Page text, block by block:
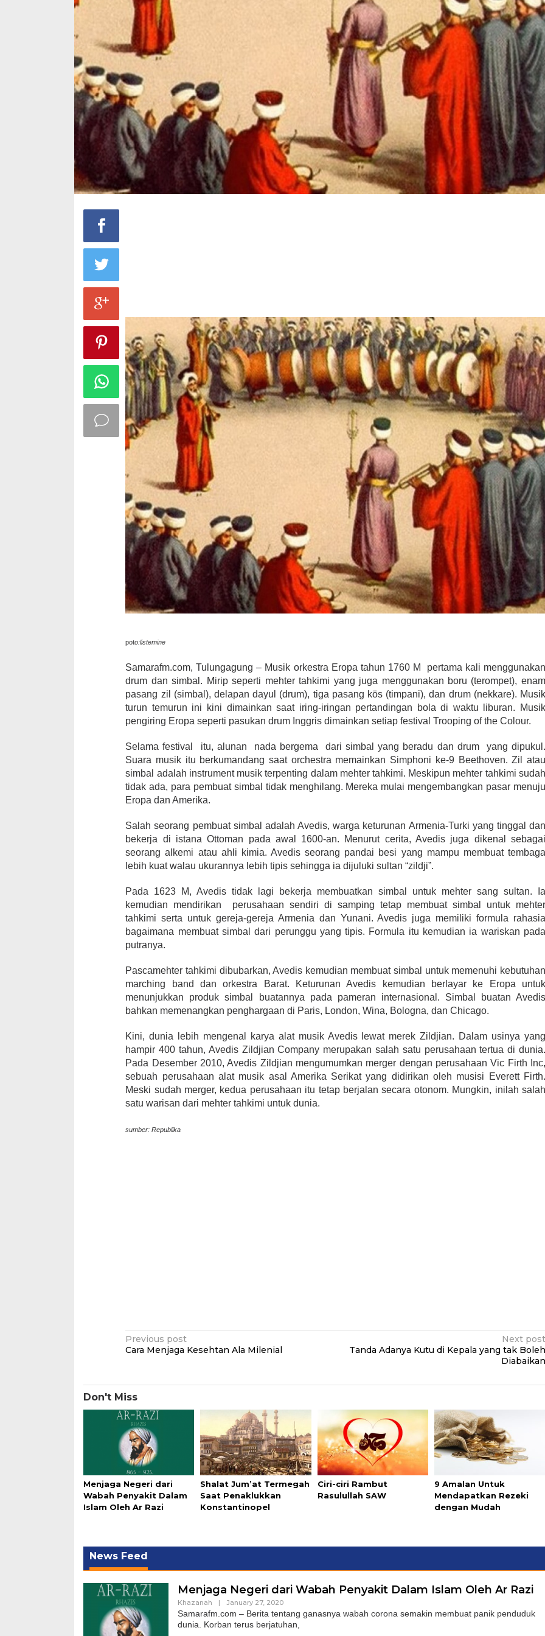
poto:listemine
Samarafm.com, Tulungagung – Musik orkestra Eropa tahun 1760 M pertama kali menggunakan
drum dan simbal. Mirip seperti mehter tahkimi yang juga menggunakan boru (terompet), enam
pasang zil (simbal), delapan dayul (drum), tiga pasang kös (timpani), dan drum (nekkare). Musik
turun temurun ini kini dimainkan saat iring-iringan pertandingan bola di waktu liburan. Musik
pengiring Eropa seperti pasukan drum Inggris dimainkan setiap festival Trooping of the Colour.
Selama festival itu, alunan nada bergema dari simbal yang beradu dan drum yang dipukul.
Suara musik itu berkumandang saat orchestra memainkan Simphoni ke-9 Beethoven. Zil atau
simbal adalah instrument musik terpenting dalam mehter tahkimi. Meskipun mehter tahkimi sudah
tidak ada, para pembuat simbal tidak menghilang. Mereka mulai mengembangkan pasar menuju
Eropa dan Amerika.
Salah seorang pembuat simbal adalah Avedis, warga keturunan Armenia-Turki yang tinggal dan
bekerja di istana Ottoman pada awal 1600-an. Menurut cerita, Avedis juga dikenal sebagai
seorang alkemi atau ahli kimia. Avedis seorang pandai besi yang mampu membuat tembaga
lebih kuat walau ukurannya lebih tipis sehingga ia dijuluki sultan “zildji”.
Pada 1623 M, Avedis tidak lagi bekerja membuatkan simbal untuk mehter sang sultan. Ia
kemudian mendirikan perusahaan sendiri di samping tetap membuat simbal untuk mehter
tahkimi serta untuk gereja-gereja Armenia dan Yunani. Avedis juga memiliki formula rahasia
bagaimana membuat simbal dari perunggu yang tipis. Formula itu kemudian ia wariskan pada
putranya.
Pascamehter tahkimi dibubarkan, Avedis kemudian membuat simbal untuk memenuhi kebutuhan
marching band dan orkestra Barat. Keturunan Avedis kemudian berlayar ke Eropa untuk
menunjukkan produk simbal buatannya pada pameran internasional. Simbal buatan Avedis
bahkan memenangkan penghargaan di Paris, London, Wina, Bologna, dan Chicago.
Kini, dunia lebih mengenal karya alat musik Avedis lewat merek Zildjian. Dalam usinya yang
hampir 400 tahun, Avedis Zildjian Company merupakan salah satu perusahaan tertua di dunia.
Pada Desember 2010, Avedis Zildjian mengumumkan merger dengan perusahaan Vic Firth Inc,
sebuah perusahaan alat musik asal Amerika Serikat yang didirikan oleh musisi Everett Firth.
Meski sudah merger, kedua perusahaan itu tetap berjalan secara otonom. Mungkin, inilah salah
satu warisan dari mehter tahkimi untuk dunia.
sumber: Republika
Post
navigation
Previous post
Cara Menjaga Kesehtan Ala Milenial
Next post
Tanda Adanya Kutu di Kepala yang tak Boleh
Diabaikan
Don't Miss
Menjaga Negeri dari
Wabah Penyakit Dalam
Islam Oleh Ar Razi
Shalat Jum’at Termegah
Saat Penaklukkan
Konstantinopel
Ciri-ciri Rambut
Rasulullah SAW
9 Amalan Untuk
Mendapatkan Rezeki
dengan Mudah
News Feed
Menjaga Negeri dari Wabah Penyakit Dalam Islam Oleh Ar Razi
Khazanah | January 27, 2020
Samarafm.com – Berita tentang ganasnya wabah corona semakin membuat panik penduduk
dunia. Korban terus berjatuhan,